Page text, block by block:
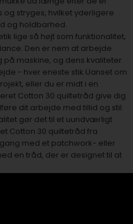
og stryges, hvilket yderligere
og holdbarhed.
lige så højt som funktionalitet,
Den er nem at arbejde
maskine, og dens kvaliteter
- hver eneste stik.Uanset om
eller du er midt i en
Cotton 30 quiltetråd give dig
dit arbejde med tillid og stil.
gør det til et uundværligt
Cotton 30 quiltetråd fra
med et patchwork- eller
en tråd, der er designet til at